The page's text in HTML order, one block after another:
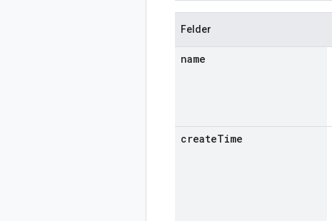
Felder
name
createTime